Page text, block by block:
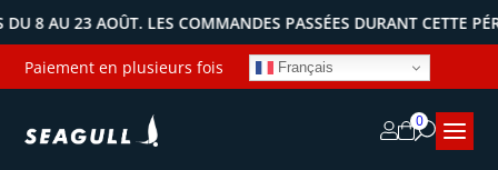
23 AOÛT. LES COMMANDES PASSÉES DURANT CETTE
Paiement en plusieurs fois Français
0